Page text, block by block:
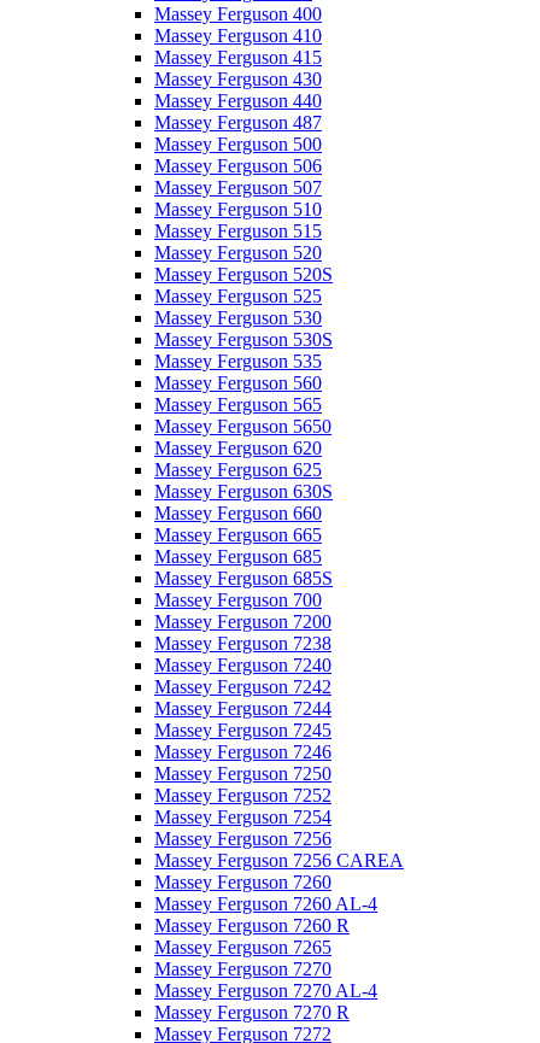
Massey Ferguson 400
Massey Ferguson 410
Massey Ferguson 415
Massey Ferguson 430
Massey Ferguson 440
Massey Ferguson 487
Massey Ferguson 500
Massey Ferguson 506
Massey Ferguson 507
Massey Ferguson 510
Massey Ferguson 515
Massey Ferguson 520
Massey Ferguson 520S
Massey Ferguson 525
Massey Ferguson 530
Massey Ferguson 530S
Massey Ferguson 535
Massey Ferguson 560
Massey Ferguson 565
Massey Ferguson 5650
Massey Ferguson 620
Massey Ferguson 625
Massey Ferguson 630S
Massey Ferguson 660
Massey Ferguson 665
Massey Ferguson 685
Massey Ferguson 685S
Massey Ferguson 700
Massey Ferguson 7200
Massey Ferguson 7238
Massey Ferguson 7240
Massey Ferguson 7242
Massey Ferguson 7244
Massey Ferguson 7245
Massey Ferguson 7246
Massey Ferguson 7250
Massey Ferguson 7252
Massey Ferguson 7254
Massey Ferguson 7256
Massey Ferguson 7256 CAREA
Massey Ferguson 7260
Massey Ferguson 7260 AL-4
Massey Ferguson 7260 R
Massey Ferguson 7265
Massey Ferguson 7270
Massey Ferguson 7270 AL-4
Massey Ferguson 7270 R
Massey Ferguson 7272